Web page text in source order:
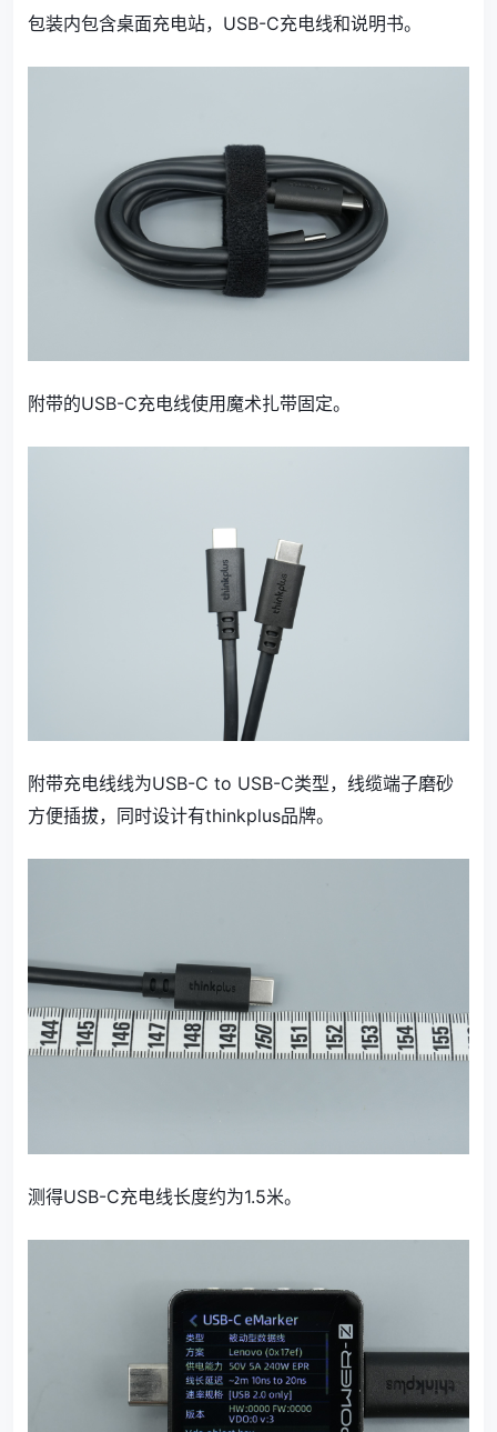
包装内包含桌面充电站，USB-C充电线和说明书。
附带的USB-C充电线使用魔术扎带固定。
附带充电线线为USB-C to USB-C类型，线缆端子磨砂
方便插拔，同时设计有thinkplus品牌。
测得USB-C充电线长度约为1.5米。